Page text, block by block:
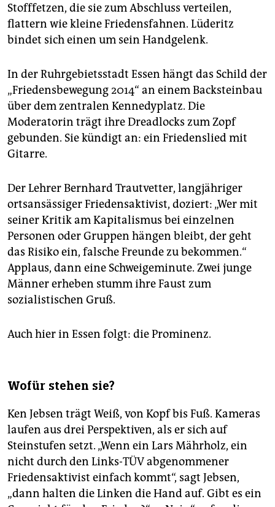
Stofffetzen, die sie zum Abschluss verteilen,
flattern wie kleine Friedensfahnen. Lüderitz
bindet sich einen um sein Handgelenk.
In der Ruhrgebietsstadt Essen hängt das Schild der
„Friedensbewegung 2014“ an einem Backsteinbau
über dem zentralen Kennedyplatz. Die
Moderatorin trägt ihre Dreadlocks zum Zopf
gebunden. Sie kündigt an: ein Friedenslied mit
Gitarre.
Der Lehrer Bernhard Trautvetter, langjähriger
ortsansässiger Friedensaktivist, doziert: „Wer mit
seiner Kritik am Kapitalismus bei einzelnen
Personen oder Gruppen hängen bleibt, der geht
das Risiko ein, falsche Freunde zu bekommen.“
Applaus, dann eine Schweigeminute. Zwei junge
Männer erheben stumm ihre Faust zum
sozialistischen Gruß.
Auch hier in Essen folgt: die Prominenz.
Wofür stehen sie?
Ken Jebsen trägt Weiß, von Kopf bis Fuß. Kameras
laufen aus drei Perspektiven, als er sich auf
Steinstufen setzt. „Wenn ein Lars Mährholz, ein
nicht durch den Links-TÜV abgenommener
Friedensaktivist einfach kommt“, sagt Jebsen,
„dann halten die Linken die Hand auf. Gibt es ein